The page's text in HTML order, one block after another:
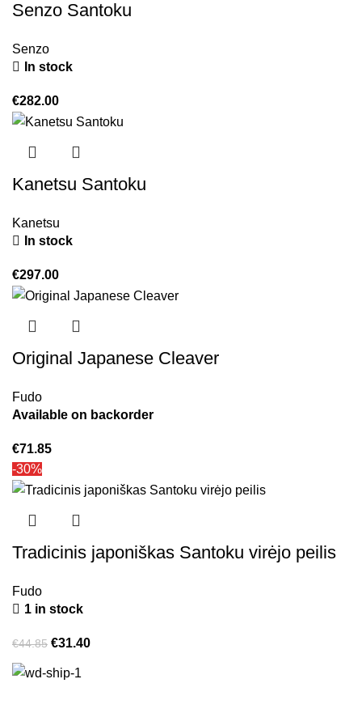
Senzo Santoku
Senzo
In stock
€282.00
Kanetsu Santoku
Kanetsu
In stock
€297.00
Original Japanese Cleaver
Fudo
Available on backorder
€71.85
-30%
Tradicinis japoniškas Santoku virėjo peilis
Fudo
1 in stock
€44.85 €31.40